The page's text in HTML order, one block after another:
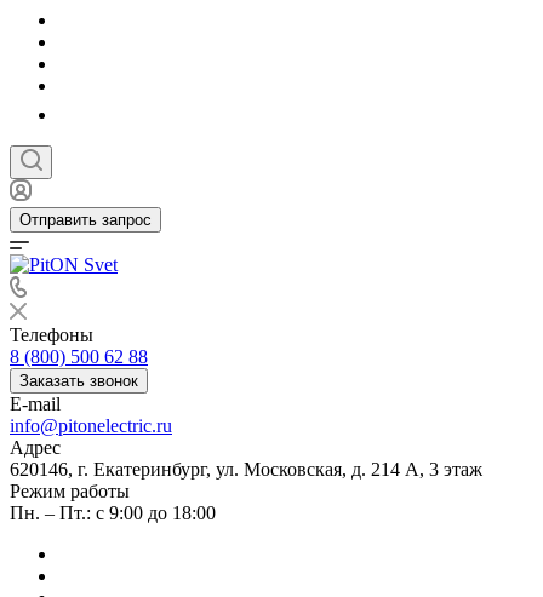
Отправить запрос
Телефоны
8 (800) 500 62 88
Заказать звонок
E-mail
info@pitonelectric.ru
Адрес
620146, г. Екатеринбург, ул. Московская, д. 214 А, 3 этаж
Режим работы
Пн. – Пт.: с 9:00 до 18:00